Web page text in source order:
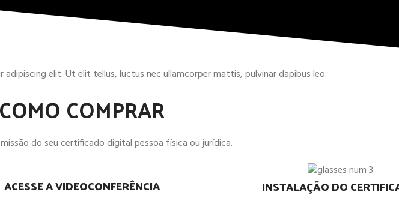
elit. Ut elit tellus, luctus nec ullamcorper mattis, pulvinar dapibus leo.
COMO COMPRAR
do seu certificado digital pessoa física ou jurídica.
ACESSE A VIDEOCONFERÊNCIA INSTALAÇÃO DO